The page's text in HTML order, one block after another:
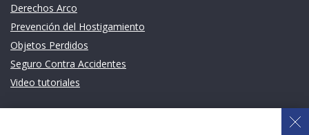
Derechos Arco
Prevención del Hostigamiento
Objetos Perdidos
Seguro Contra Accidentes
Video tutoriales